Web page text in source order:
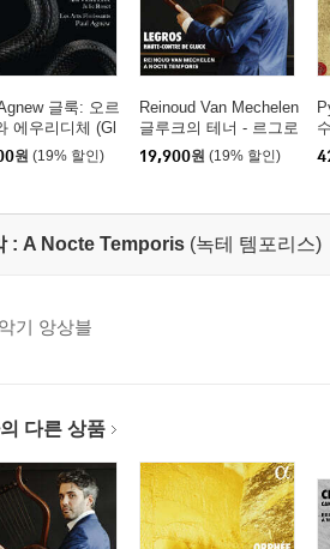
글룩: 오르
에우리디체 (Gl
Et Eurydi
원 (19% 할인)
Reinoud Van Mechelen
글루크의 테너 - 르그로
스를 위한 아리아 (Legr
os, Haute-Contre de Gl
19,900원 (19% 할인)
: A Nocte Temporis (녹테 템포리스)
기 앙상블
다른 상품